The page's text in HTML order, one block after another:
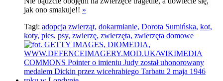
jak ono smakuje!! »
Tagi: adopcja zwierząt, dokarmianie, Dorota Sumińska, kot,
koty, pies, psy, zwierzę, zwierzęta, zwierzęta domowe